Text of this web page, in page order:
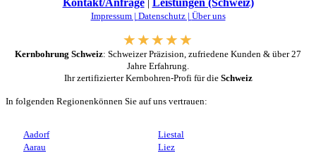
Impressum | Datenschutz | Über uns
Kernbohrung Schweiz: Schweizer Präzision, zufriedene Kunden & über 27
Jahre Erfahrung.
Ihr zertifizierter Kernbohren-Profi für die Schweiz
In folgenden Regionenkönnen Sie auf uns vertrauen:
Aadorf
Aarau
Liestal
Liez